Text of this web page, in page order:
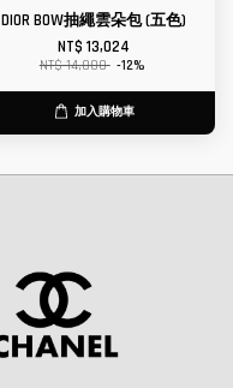
DIOR BOW抽繩雲朵包 (五色)
NT$ 13,024
NT$ 14,800 -12%
加入購物車